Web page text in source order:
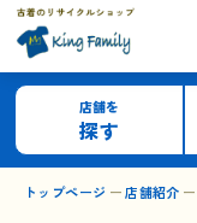
店舗を
探す
トップページ 店舗紹介